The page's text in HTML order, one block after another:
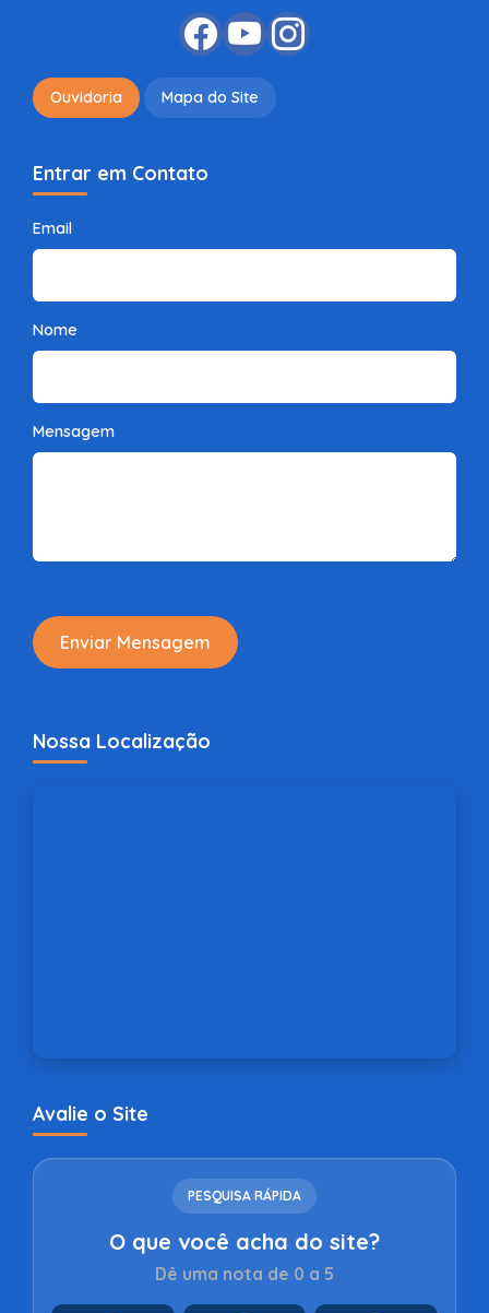
Ouvidoria Mapa do Site
Entrar em Contato
Email
Nome
Mensagem
Enviar Mensagem
Nossa Localização
Avalie o Site
PESQUISA RÁPIDA
O que você acha do site?
Dê uma nota de 0 a 5